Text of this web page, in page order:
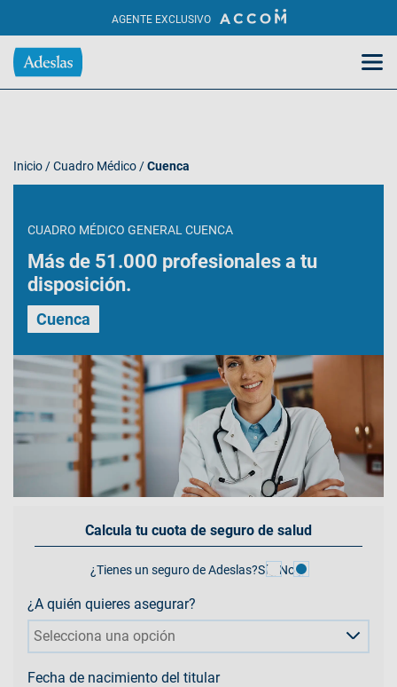
AGENTE EXCLUSIVO
Inicio /Cuadro Médico /Cuenca
CUADRO MÉDICO GENERAL CUENCA
Más de 51.000 profesionales a tu
disposición.
Cuenca
Calcula tu cuota de seguro de salud
¿Tienes un seguro de Adeslas?Sí No
¿A quién quieres asegurar?
Selecciona una opción
Fecha de nacimiento del titular